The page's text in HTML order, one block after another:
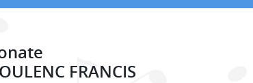
FRANCIS